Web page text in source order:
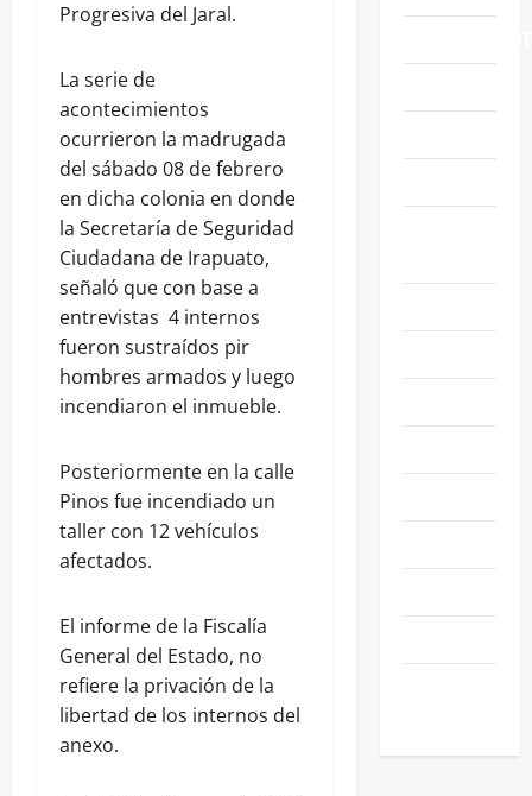
Progresiva del Jaral.
La serie de
acontecimientos
ocurrieron la madrugada
del sábado 08 de febrero
en dicha colonia en donde
la Secretaría de Seguridad
Ciudadana de Irapuato,
señaló que con base a
entrevistas 4 internos
fueron sustraídos pir
hombres armados y luego
incendiaron el inmueble.
Posteriormente en la calle
Pinos fue incendiado un
taller con 12 vehículos
afectados.
El informe de la Fiscalía
General del Estado, no
refiere la privación de la
libertad de los internos del
anexo.